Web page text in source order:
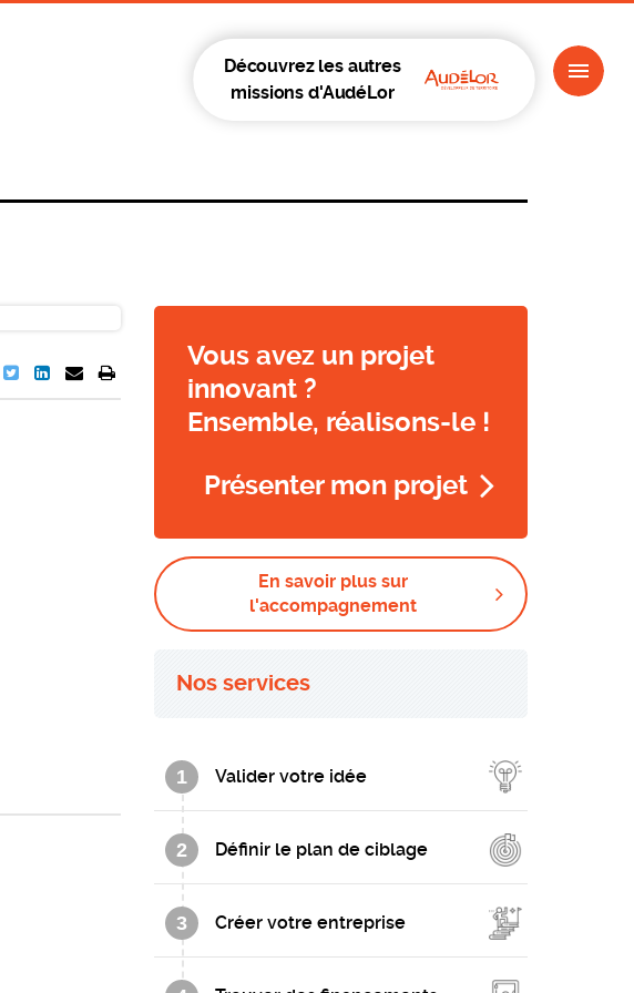
Découvrez les autres
missions d'AudéLor
Vous avez un projet
innovant ?
Ensemble, réalisons-le !
Présenter mon projet
En savoir plus sur
l'accompagnement
Nos services
1 Valider votre idée
2 Définir le plan de ciblage
3 Créer votre entreprise